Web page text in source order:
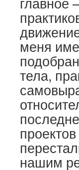
меня
тела,
нашим